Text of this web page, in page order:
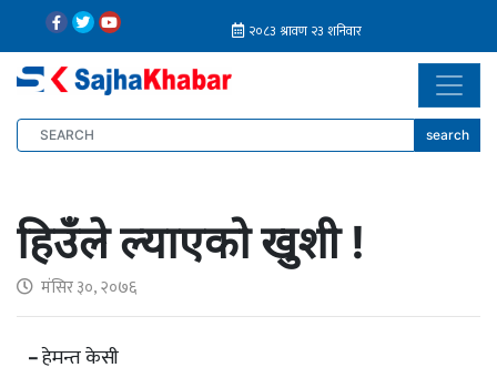
search
हिउँले ल्याएको खुशी !
मंसिर ३०, २०७६
–हेमन्त केसी